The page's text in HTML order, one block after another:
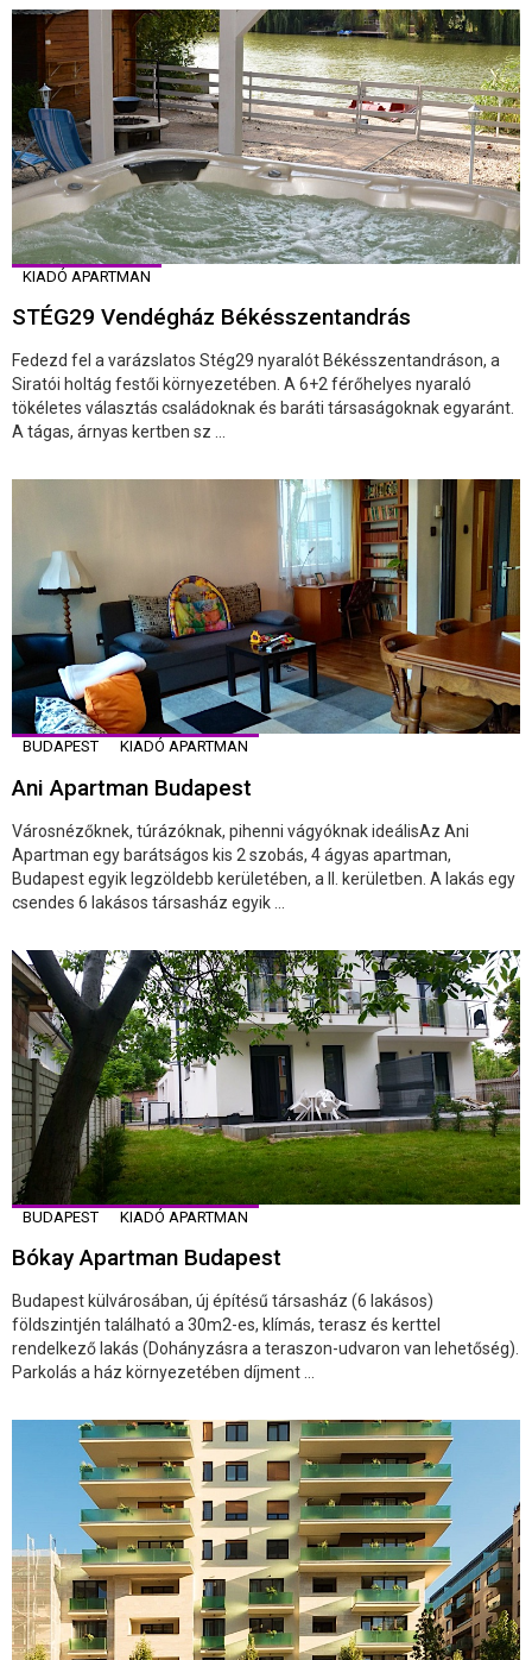
KIADÓ APARTMAN
STÉG29 Vendégház Békésszentandrás
Fedezd fel a varázslatos Stég29 nyaralót Békésszentandráson, a
Siratói holtág festői környezetében. A 6+2 férőhelyes nyaraló
tökéletes választás családoknak és baráti társaságoknak egyaránt.
A tágas, árnyas kertben sz ...
BUDAPEST KIADÓ APARTMAN
Ani Apartman Budapest
Városnézőknek, túrázóknak, pihenni vágyóknak ideálisAz Ani
Apartman egy barátságos kis 2 szobás, 4 ágyas apartman,
Budapest egyik legzöldebb kerületében, a II. kerületben. A lakás egy
csendes 6 lakásos társasház egyik ...
BUDAPEST KIADÓ APARTMAN
Bókay Apartman Budapest
Budapest külvárosában, új építésű társasház (6 lakásos)
földszintjén található a 30m2-es, klímás, terasz és kerttel
rendelkező lakás (Dohányzásra a teraszon-udvaron van lehetőség).
Parkolás a ház környezetében díjment ...